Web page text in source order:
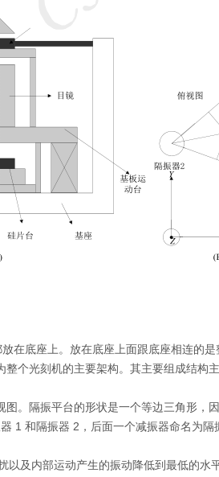
在底座上。放在底座上面跟底座相连的
整个光刻机的主要架构。其主要组成结构
图。隔振平台的形状是一个等边三角形，
1 和隔振器 2 ，后面一个减振器命名为隔
以及内部运动产生的振动降低到最低的水